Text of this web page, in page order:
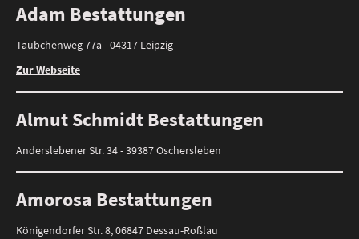
Adam Bestattungen
Täubchenweg 77a - 04317 Leipzig
Zur Webseite
Almut Schmidt Bestattungen
Anderslebener Str. 34 - 39387 Oschersleben
Amorosa Bestattungen
Königendorfer Str. 8, 06847 Dessau-Roßlau